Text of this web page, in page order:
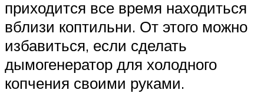
приходится все время находиться
вблизи коптильни. От этого можно
избавиться, если сделать
дымогенератор для холодного
копчения своими руками.